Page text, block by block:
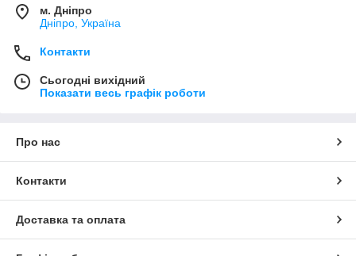
м. Дніпро
Дніпро, Україна
Контакти
Сьогодні вихідний
Показати весь графік роботи
Про нас
Контакти
Доставка та оплата